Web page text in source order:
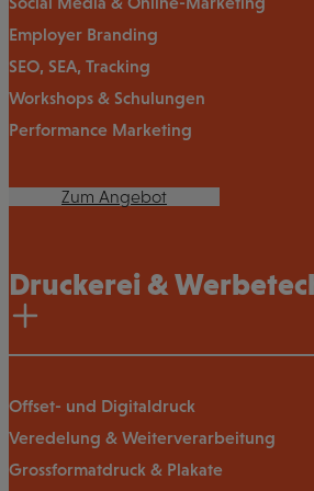
Employer Branding
SEO, SEA, Tracking
Workshops & Schulungen
Performance Marketing
Zum Angebot
Druckerei &
Offset- und Digitaldruck
Veredelung & Weiterverarbeitung
Grossformatdruck & Plakate